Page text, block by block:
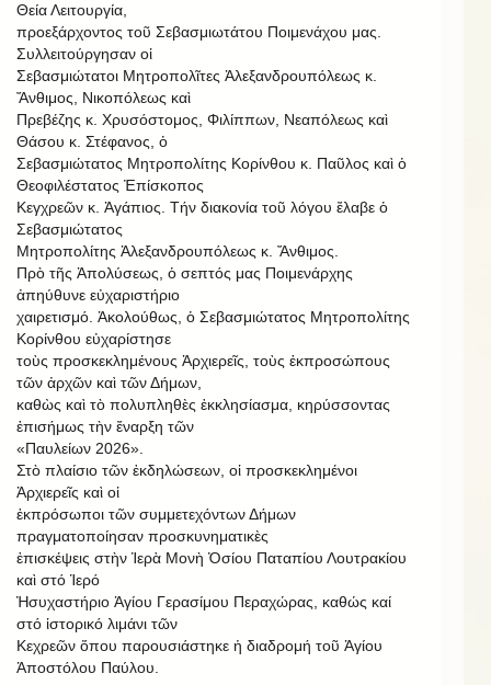
Θεία Λειτουργία,
προεξάρχοντος τοῦ Σεβασμιωτάτου Ποιμενάχου μας.
Συλλειτούργησαν οἱ
Σεβασμιώτατοι Μητροπολῖτες Ἀλεξανδρουπόλεως κ.
Ἄνθιμος, Νικοπόλεως καὶ
Πρεβέζης κ. Χρυσόστομος, Φιλίππων, Νεαπόλεως καὶ
Θάσου κ. Στέφανος, ὁ
Σεβασμιώτατος Μητροπολίτης Κορίνθου κ. Παῦλος καὶ ὁ
Θεοφιλέστατος Ἐπίσκοπος
Κεγχρεῶν κ. Ἀγάπιος. Τήν διακονία τοῦ λόγου ἔλαβε ὁ
Σεβασμιώτατος
Μητροπολίτης Ἀλεξανδρουπόλεως κ. Ἄνθιμος.
Πρὸ τῆς Ἀπολύσεως, ὁ σεπτός μας Ποιμενάρχης
ἀπηύθυνε εὐχαριστήριο
χαιρετισμό. Ἀκολούθως, ὁ Σεβασμιώτατος Μητροπολίτης
Κορίνθου εὐχαρίστησε
τοὺς προσκεκλημένους Ἀρχιερεῖς, τοὺς ἐκπροσώπους
τῶν ἀρχῶν καὶ τῶν Δήμων,
καθὼς καὶ τὸ πολυπληθὲς ἐκκλησίασμα, κηρύσσοντας
ἐπισήμως τὴν ἔναρξη τῶν
«Παυλείων 2026».
Στὸ πλαίσιο τῶν ἐκδηλώσεων, οἱ προσκεκλημένοι
Ἀρχιερεῖς καὶ οἱ
ἐκπρόσωποι τῶν συμμετεχόντων Δήμων
πραγματοποίησαν προσκυνηματικὲς
ἐπισκέψεις στὴν Ἱερὰ Μονὴ Ὁσίου Παταπίου Λουτρακίου
καὶ στό Ἱερό
Ἡσυχαστήριο Ἁγίου Γερασίμου Περαχώρας, καθώς καί
στό ἱστορικό λιμάνι τῶν
Κεχρεῶν ὅπου παρουσιάστηκε ἡ διαδρομή τοῦ Ἁγίου
Ἀποστόλου Παύλου.